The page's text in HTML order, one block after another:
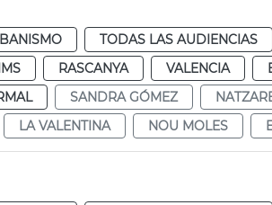
TODAS LAS AUDIENCIAS
RASCANYA VALENCIA
SANDRA GÓMEZ
LA VALENTINA NOU MOLES